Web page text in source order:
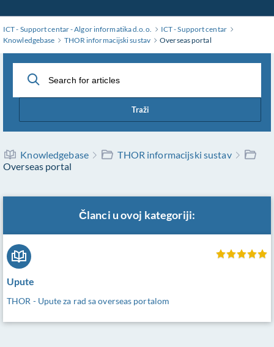
Main
Content
ICT - Support centar - Algor informatika d.o.o.
ICT - Support centar
Knowledgebase
THOR informacijski sustav Overseas portal
Traži
Knowledgebase
THOR informacijski sustav
Overseas portal
Članci u ovoj kategoriji:
Upute
THOR - Upute za rad sa overseas portalom